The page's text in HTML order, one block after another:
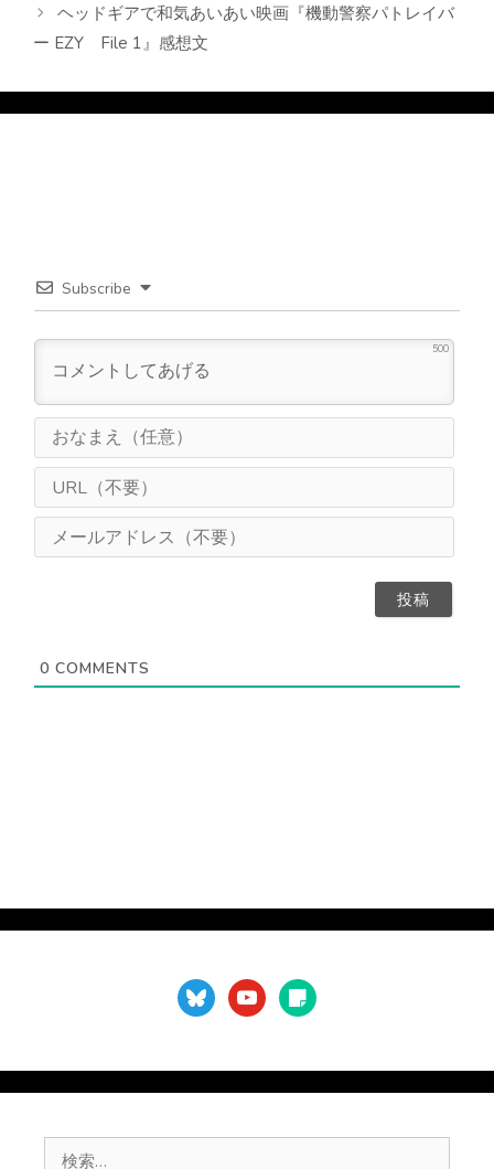
ヘッドギアで和気あいあい映画『機動警察パトレイバ
ー EZY File 1』感想文
Subscribe
500
ま
（
意
L
（
0 COMMENTS
blueskyyoutubesticky-
note